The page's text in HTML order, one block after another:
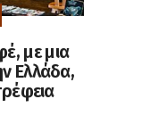
με μια
Ελλάδα,